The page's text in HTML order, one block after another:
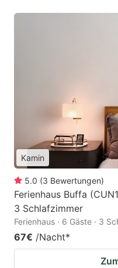
Kamin
5.0 (3 Bewertungen)
Ferienhaus Buffa
3 Schlafzimmer
Ferienhaus · 6 Gäste · 3
67€ /Nacht*